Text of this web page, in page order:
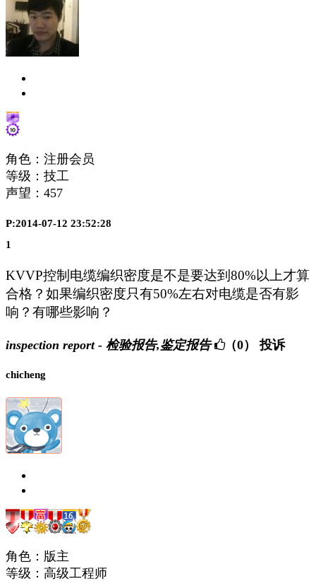
角色：注册会员
等级：技工
声望： 457
P:2014-07-12 23:52:28
1
KVVP控制电缆编织密度是不是要达到80%以上才算
合格？如果编织密度只有50%左右对电缆是否有影
响？有哪些影响？
inspection report - 检验报告,鉴定报告 （0） 投诉
chicheng
角色：版主
等级：高级工程师